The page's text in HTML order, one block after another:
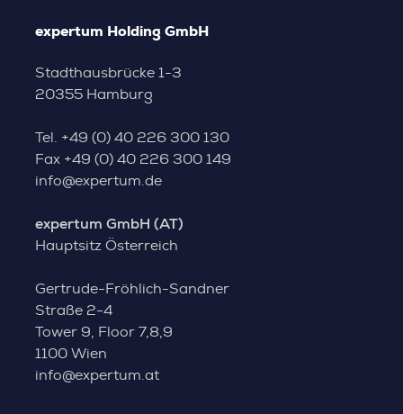
expertum Holding GmbH
Stadthausbrücke 1-3
20355 Hamburg
Tel. +49 (0) 40 226 300 130
Fax +49 (0) 40 226 300 149
info@expertum.de
expertum GmbH (AT)
Hauptsitz Österreich
Gertrude-Fröhlich-Sandner
Straße 2-4
Tower 9, Floor 7,8,9
1100 Wien
info@expertum.at